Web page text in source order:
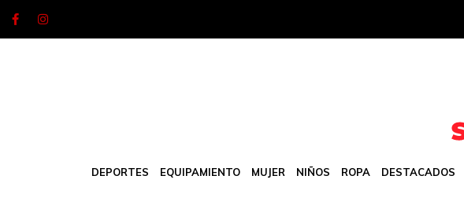
DEPORTES EQUIPAMIENTO MUJER NIÑOS ROPA DESTACADOS